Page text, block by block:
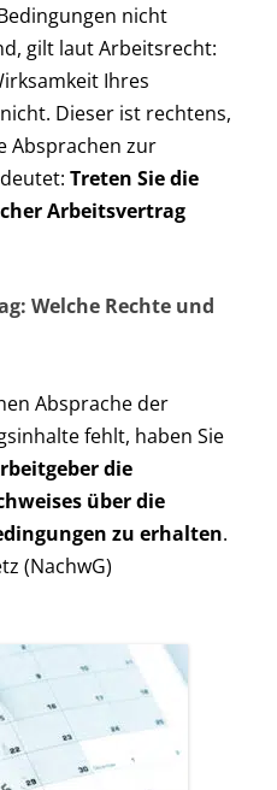
nicht
gilt laut Arbeitsrecht:
Ihres
Dieser ist rechtens,
Absprachen zur
Treten Sie die
Arbeitsvertrag
Welche Rechte und
Absprache der
fehlt, haben Sie
die
über die
zu erhalten.
(NachwG)